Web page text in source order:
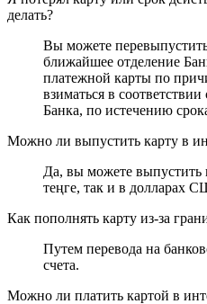
делать?
Вы можете
ближайшее отделение
платежной карты по
взиматься в
Банка, по истечению
Можно ли выпустить карту в
Да, вы можете выпустить
теңге, так и в долларах
Как пополнять карту из-за
Путем перевода на
счета.
Можно ли платить картой в